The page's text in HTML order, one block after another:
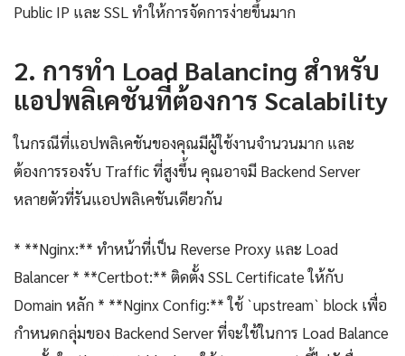
Public IP และ SSL ทำให้การจัดการง่ายขึ้นมาก
2. การทำ Load Balancing สำหรับ
แอปพลิเคชันที่ต้องการ Scalability
ในกรณีที่แอปพลิเคชันของคุณมีผู้ใช้งานจำนวนมาก และ
ต้องการรองรับ Traffic ที่สูงขึ้น คุณอาจมี Backend Server
หลายตัวที่รันแอปพลิเคชันเดียวกัน
* **Nginx:** ทำหน้าที่เป็น Reverse Proxy และ Load
Balancer * **Certbot:** ติดตั้ง SSL Certificate ให้กับ
Domain หลัก * **Nginx Config:** ใช้ `upstream` block เพื่อ
กำหนดกลุ่มของ Backend Server ที่จะใช้ในการ Load Balance